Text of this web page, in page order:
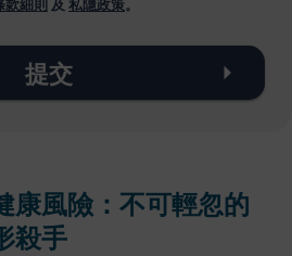
款細則 及 私隱政策。
提交
康風險：不可輕忽的
殺手